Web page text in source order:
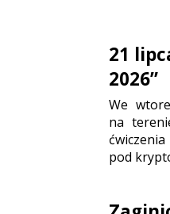
21
2026”
We
na
pod